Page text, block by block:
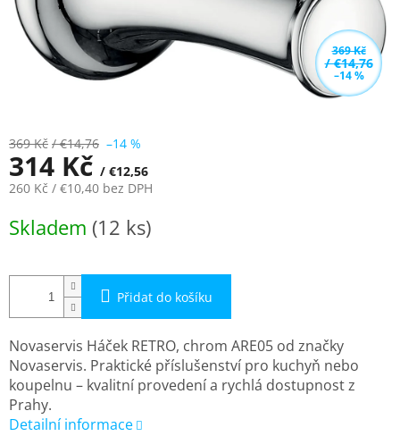
369 Kč
/ €14,76
–14 %
369 Kč / €14,76 –14 %
314 Kč / €12,56
260 Kč / €10,40 bez DPH
cena:
Skladem (12 ks)
Přidat do košíku
Novaservis Háček RETRO, chrom ARE05 od značky
Novaservis. Praktické příslušenství pro kuchyň nebo
koupelnu – kvalitní provedení a rychlá dostupnost z
Prahy.
Detailní informace